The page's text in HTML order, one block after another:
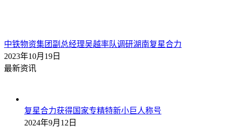
中铁物资集团副总经理吴越率队调研湖南复星合力
2023年10月19日
最新资讯
复星合力获得国家专精特新小巨人称号
2024年9月12日